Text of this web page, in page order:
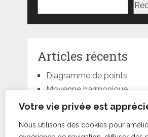
Votre vie privée est
Nous utilisons des cookies pour
Articles récents
Diagramme de points
Moyenne harmonique
Moyenne géométrique
Moyenne pondérée